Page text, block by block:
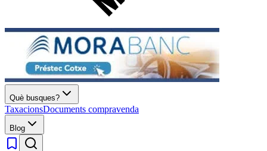
Què busques?
TaxacionsDocuments compravenda
Blog